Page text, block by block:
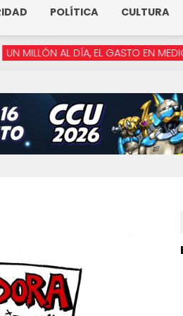
POLÍTICA CULTURA
DÍA, EL GASTO EN MEDIOS DE